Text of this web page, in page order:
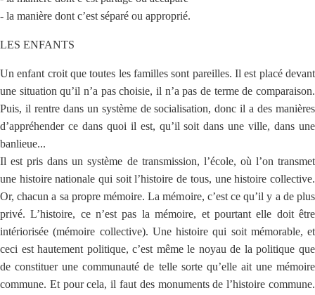
- la manière dont c’est séparé ou approprié.
LES ENFANTS
Un enfant croit que toutes les familles sont pareilles. Il est placé devant
une situation qu’il n’a pas choisie, il n’a pas de terme de comparaison.
Puis, il rentre dans un système de socialisation, donc il a des manières
d’appréhender ce dans quoi il est, qu’il soit dans une ville, dans une
banlieue...
Il est pris dans un système de transmission, l’école, où l’on transmet
une histoire nationale qui soit l’histoire de tous, une histoire collective.
Or, chacun a sa propre mémoire. La mémoire, c’est ce qu’il y a de plus
privé. L’histoire, ce n’est pas la mémoire, et pourtant elle doit être
intériorisée (mémoire collective). Une histoire qui soit mémorable, et
ceci est hautement politique, c’est même le noyau de la politique que
de constituer une communauté de telle sorte qu’elle ait une mémoire
commune. Et pour cela, il faut des monuments de l’histoire commune.